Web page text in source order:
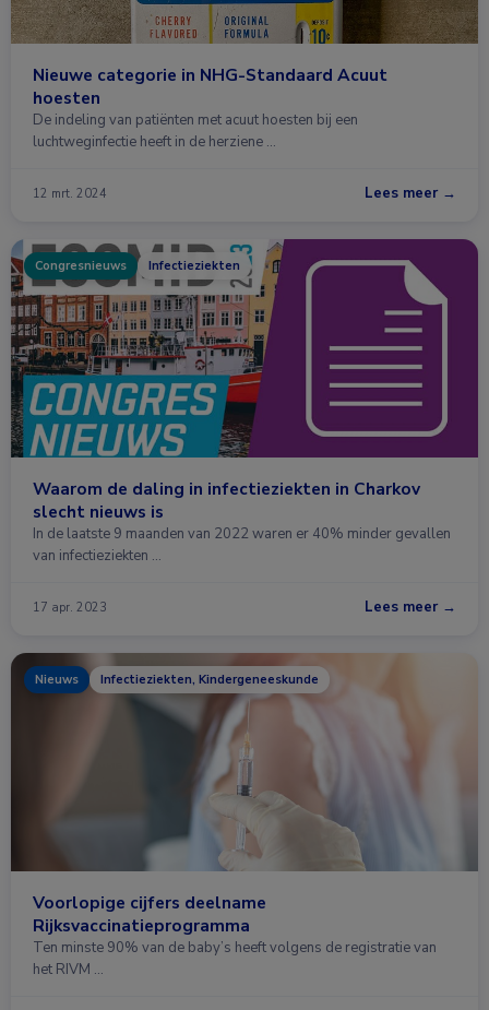
Nieuwe categorie in NHG-Standaard Acuut
hoesten
De indeling van patiënten met acuut hoesten bij een
luchtweginfectie heeft in de herziene …
12 mrt. 2024 Lees meer →
Congresnieuws Infectieziekten
Waarom de daling in infectieziekten in Charkov
slecht nieuws is
In de laatste 9 maanden van 2022 waren er 40% minder gevallen
van infectieziekten …
17 apr. 2023 Lees meer →
Nieuws Infectieziekten, Kindergeneeskunde
Voorlopige cijfers deelname
Rijksvaccinatieprogramma
Ten minste 90% van de baby’s heeft volgens de registratie van
het RIVM …